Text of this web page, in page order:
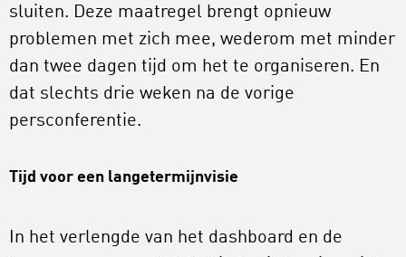
sluiten. Deze maatregel brengt opnieuw
problemen met zich mee, wederom met minder
dan twee dagen tijd om het te organiseren. En
dat slechts drie weken na de vorige
persconferentie.
Tijd voor een langetermijnvisie
In het verlengde van het dashboard en de